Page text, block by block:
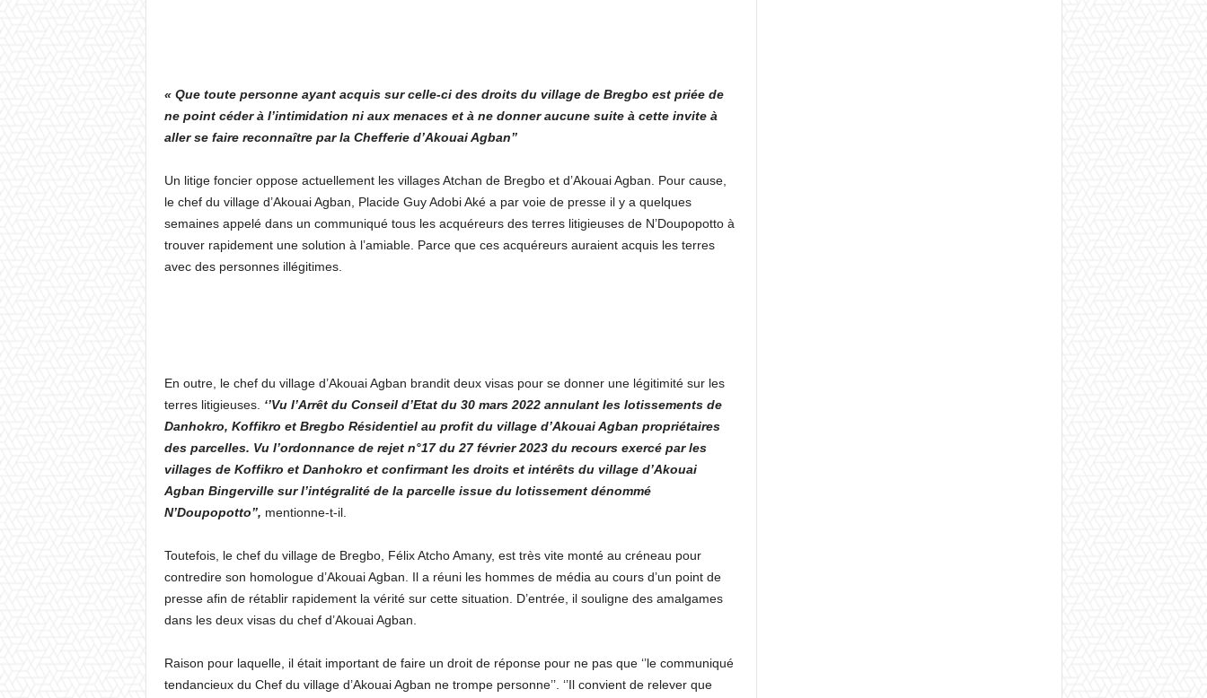
« Que toute personne ayant acquis sur celle-ci des droits du village de Bregbo est priée de
ne point céder à l’intimidation ni aux menaces et à ne donner aucune suite à cette invite à
aller se faire reconnaître par la Chefferie d’Akouai Agban’’
Un litige foncier oppose actuellement les villages Atchan de Bregbo et d’Akouai Agban. Pour cause,
le chef du village d’Akouai Agban, Placide Guy Adobi Aké a par voie de presse il y a quelques
semaines appelé dans un communiqué tous les acquéreurs des terres litigieuses de N’Doupopotto à
trouver rapidement une solution à l’amiable. Parce que ces acquéreurs auraient acquis les terres
avec des personnes illégitimes.
En outre, le chef du village d’Akouai Agban brandit deux visas pour se donner une légitimité sur les
terres litigieuses. ‘’Vu l’Arrêt du Conseil d’Etat du 30 mars 2022 annulant les lotissements de
Danhokro, Koffikro et Bregbo Résidentiel au profit du village d’Akouai Agban propriétaires
des parcelles. Vu l’ordonnance de rejet n°17 du 27 février 2023 du recours exercé par les
villages de Koffikro et Danhokro et confirmant les droits et intérêts du village d’Akouai
Agban Bingerville sur l’intégralité de la parcelle issue du lotissement dénommé
N’Doupopotto’’, mentionne-t-il.
Toutefois, le chef du village de Bregbo, Félix Atcho Amany, est très vite monté au créneau pour
contredire son homologue d’Akouai Agban. Il a réuni les hommes de média au cours d’un point de
presse afin de rétablir rapidement la vérité sur cette situation. D’entrée, il souligne des amalgames
dans les deux visas du chef d’Akouai Agban.
Raison pour laquelle, il était important de faire un droit de réponse pour ne pas que ‘’le communiqué
tendancieux du Chef du village d’Akouai Agban ne trompe personne’’. ‘’Il convient de relever que